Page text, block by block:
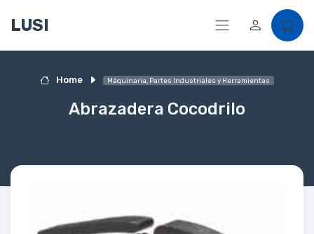
LUSI
Home Máquinaria, Partes Industriales y Herramientas
Abrazadera Cocodrilo